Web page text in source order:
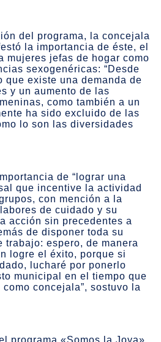
del programa, la concejala
la importancia de éste, el
mujeres jefas de hogar como
sexogenéricas: “Desde
que existe una demanda de
y un aumento de las
como también a un
ha sido excluido de las
lo son las diversidades
de “lograr una
que incentive la actividad
con mención a la
de cuidado y su
acción sin precedentes a
de disponer toda su
trabajo: espero, de manera
logre el éxito, porque si
lucharé por ponerlo
municipal en el tiempo que
concejala”, sostuvo la
programa «Somos la Joya»